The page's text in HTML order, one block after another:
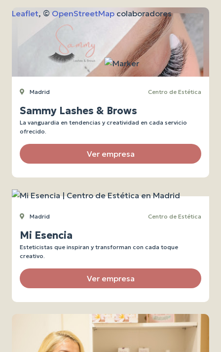
Leaflet, © OpenStreetMap colaboradores
Madrid Centro de Estética
Sammy Lashes & Brows
La vanguardia en tendencias y creatividad en cada servicio
ofrecido.
Ver empresa
Madrid Centro de Estética
Mi Esencia
Esteticistas que inspiran y transforman con cada toque
creativo.
Ver empresa